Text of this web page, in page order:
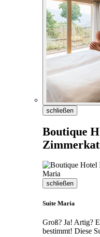
schließen
Boutique
schließen
Suite Maria
Groß? Ja! Artig?
bestimmt! Diese